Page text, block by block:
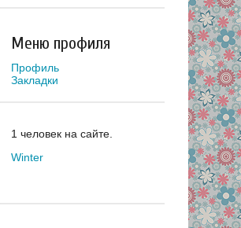
Меню профиля
Профиль
Закладки
1 человек на сайте.
Winter